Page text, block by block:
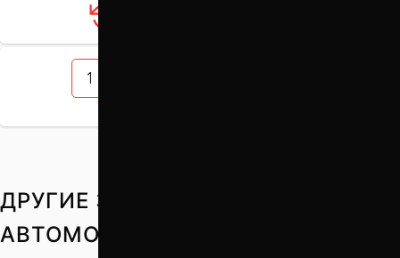
1
ДРУГИЕ ЗАПЧАСТИ НА ВАШ
АВТОМОБИЛЬ